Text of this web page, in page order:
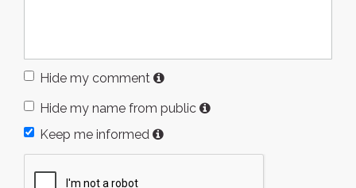
Hide my comment
Hide my name from public
Keep me informed